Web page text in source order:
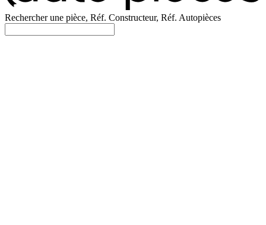
Rechercher une pièce, Réf. Constructeur, Réf. Autopièces